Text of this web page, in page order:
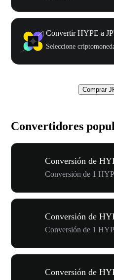
Convertir HYPE a
Seleccione
Comprar
Convertidores
Conversión de
Conversión de 1
Conversión de
Conversión de 1
Conversión de